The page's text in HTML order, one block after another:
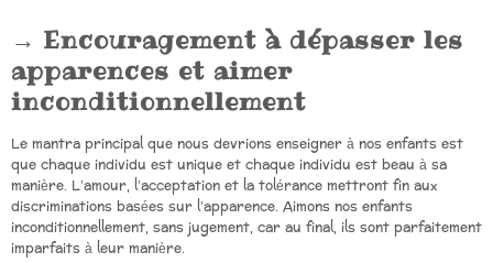
Encouragement à dépasser les
apparences et aimer
inconditionnellement
Le mantra principal que nous devrions enseigner à nos enfants est
que chaque individu est unique et chaque individu est beau à sa
manière. L’amour, l’acceptation et la tolérance mettront fin aux
discriminations basées sur l’apparence. Aimons nos enfants
inconditionnellement, sans jugement, car au final, ils sont parfaitement
imparfaits à leur manière.